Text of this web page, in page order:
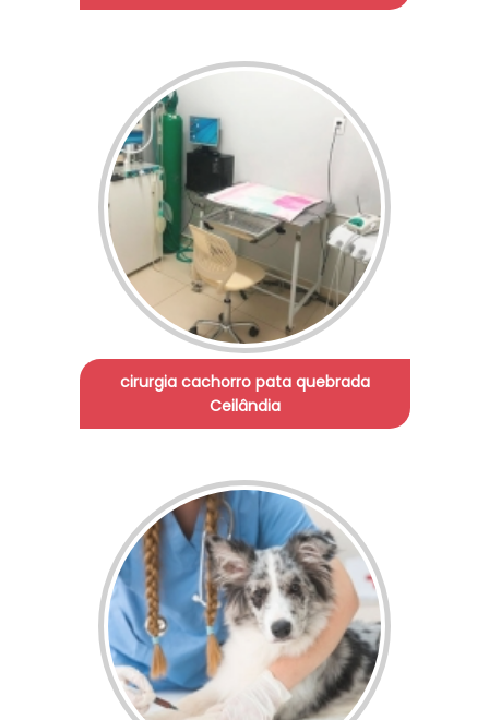
cirurgia cachorro pata quebrada
Ceilândia